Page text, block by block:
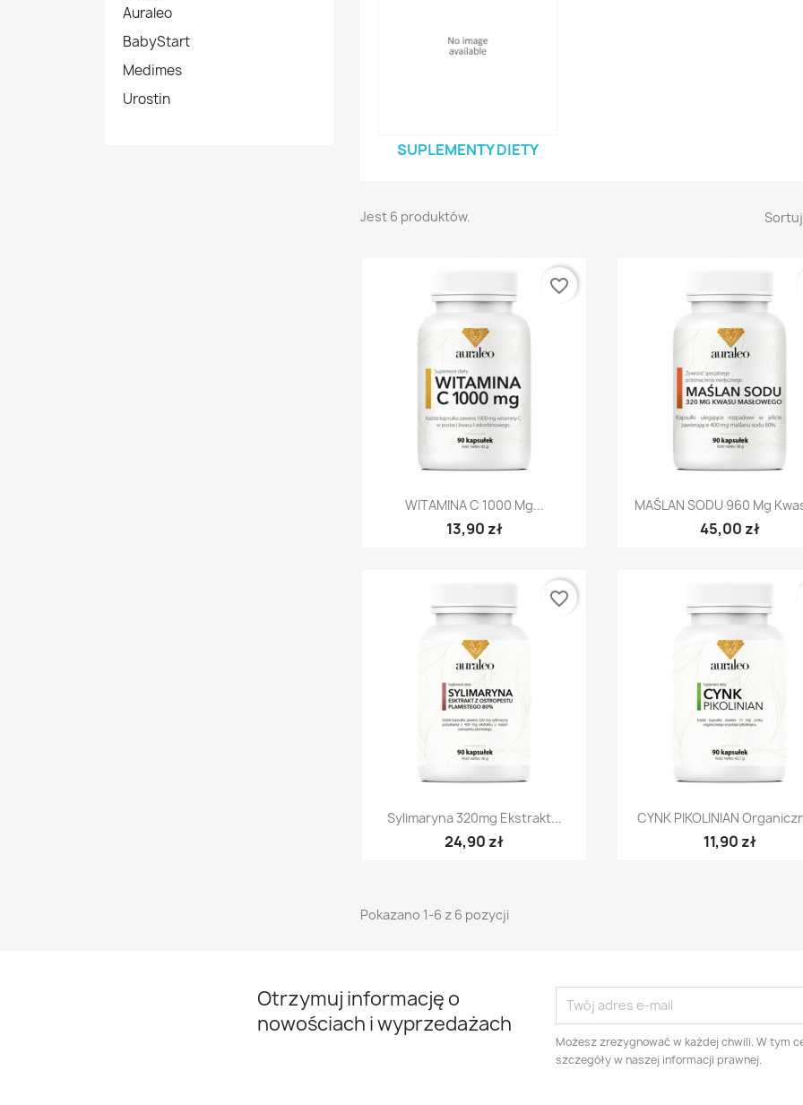
Auraleo
BabyStart
Medimes
Urostin
SUPLEMENTY DIETY
Jest 6 produktów.
Szybki podgląd
WITAMINA C 1000 Mg...
13,90 zł
favorite_border
 Szybki podgląd
MAŚLAN SODU 960 Mg
45,00 zł
Szybki podgląd
Sylimaryna 320mg Ekstrakt...
24,90 zł
favorite_border
Szybki podgląd
CYNK PIKOLINIAN
11,90 zł
Pokazano 1-6 z 6 pozycji
Otrzymuj informację o
nowościach i wyprzedażach
Możesz zrezygnować w każdej chwili. W tym
szczegóły w naszej informacji prawnej.